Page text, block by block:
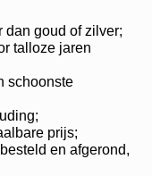
dan goud of zilver;
talloze jaren
schoonste
prijs;
en afgerond,